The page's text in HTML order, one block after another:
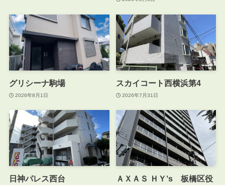
グリシーナ駒場
2026年8月1日
スカイコート西横浜第4
2026年7月31日
日神パレス西台
ＡＸＡＳ ＨＹ‘s 板橋区役